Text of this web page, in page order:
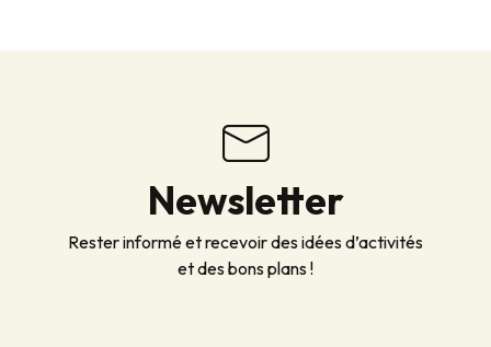
Newsletter
Rester informé et recevoir des idées d’activités
et des bons plans !